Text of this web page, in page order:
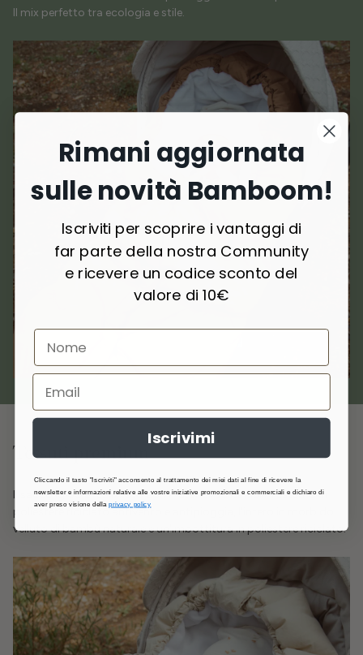
Il mix perfetto tra ecologia e stile.
Tessuti premium
Il sacco Igloo è realizzato conmateriali sostenibili: l'esterno in
poliestere riciclato antivento e antipioggia, l'intero in morbido
velluto di bambù naturale e un'imbottitura in poliestere riciclato.
Rimani aggiornata
sulle novità Bamboom!
Iscriviti per scoprire i vantaggi di
far parte della nostra Community
e ricevere un codice sconto del
valore di 10€
Iscrivimi
Cliccando il tasto "Iscriviti" acconsento al trattamento dei miei dati al fine di ricevere la
newsletter e informazioni relative alle vostre iniziative promozionali e commerciali e dichiaro di
aver preso visione dellaprivacy policy